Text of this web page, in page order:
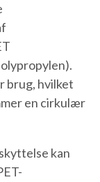
brug, hvilket
en cirkulær
kan